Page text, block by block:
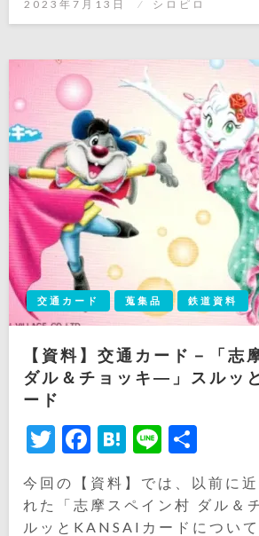
日:
2023年7月13日 シロピロ
交通カード 蒐集品 鉄道資料
【資料】交通カード－「志
ダル＆チョッキ―」スルッ
ード
Twitter
Facebook
Hatena
Line
今回の【資料】では、以前に
れた「志摩スペイン村 ダル＆
ルッとKANSAIカードについ